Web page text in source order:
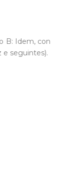
B: Idem, con
e seguintes).